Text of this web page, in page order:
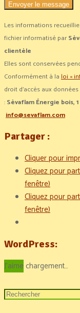
Envoyer le message
Les informations
fichier informatisé par
clientèle
Elles sont conservées
Conformément à laloi «
droit d’accès aux
:Sèvaflam Énergie bois,
info@sevaflam.com
Partager :
Cliquer pour
Cliquez pour
fenêtre)
Cliquez pour
fenêtre)
WordPress:
J'aime chargement…